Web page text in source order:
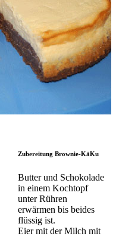
Zubereitung Brownie-KäKu
Butter und Schokolade
in einem Kochtopf
unter Rühren
erwärmen bis beides
flüssig ist.
Eier mit der Milch mit